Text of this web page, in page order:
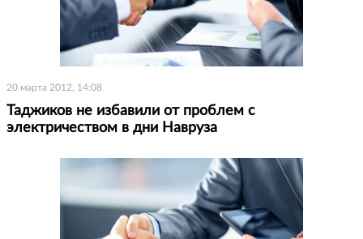
20 марта 2012, 14:08
Таджиков не избавили от проблем с
электричеством в дни Навруза